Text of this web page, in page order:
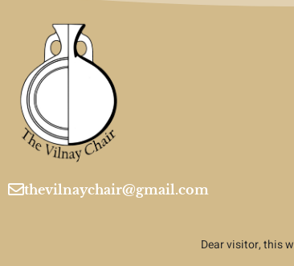
thevilnaychair@gmail.com
Dear visitor, this